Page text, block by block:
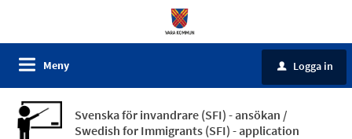
Meny u Logga in
Svenska för invandrare (SFI) - ansökan /
Swedish for Immigrants (SFI) - application